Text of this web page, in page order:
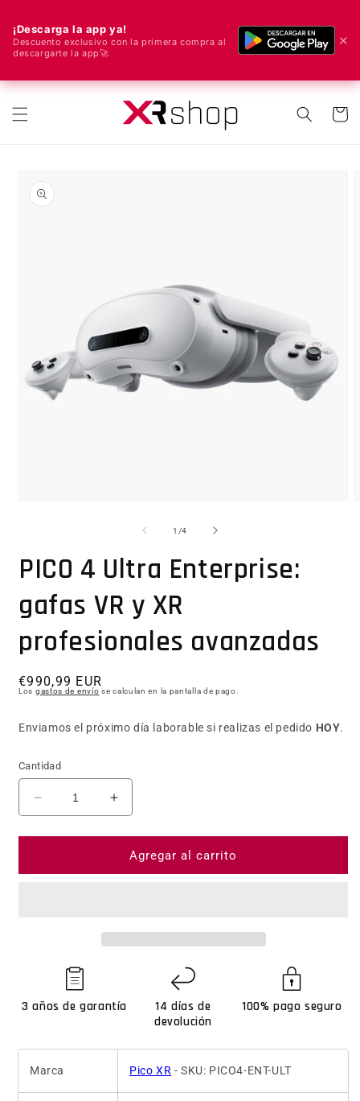
¡Descarga la app ya!
Descuento exclusivo con la primera compra al
descargarte la app🚀
✕
🌍 ¡Enviamos a todo el mundo! 🚀📦
Carrito
a la información del producto
1 /de
4
PICO 4 Ultra Enterprise:
gafas VR y XR
profesionales avanzadas
Precio habitual
€990,99 EUR
Los gastos de envío se calculan en la pantalla de pago.
Enviamos el próximo día laborable si realizas el pedido HOY.
Cantidad
Reducir cantidad para PICO 4 Ultra Enterprise:
Aumentar cantidad para PICO 4
Agregar al carrito
3 años de garantía
14 días de
devolución
100% pago seguro
Marca Pico XR - SKU: PICO4-ENT-ULT